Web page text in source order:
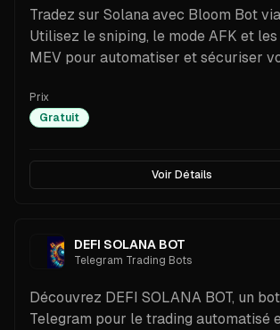
Tradez sur Solana avec Bloom Bot
Utilisez le sniping, le mode AFK et
MEV pour automatiser et sécuriser
Prix
Gratuit
Voir Détails
DEFI SOLANA BOT
Telegram Trading Bots
Découvrez DEFI SOLANA BOT, un
Telegram pour le trading automatisé